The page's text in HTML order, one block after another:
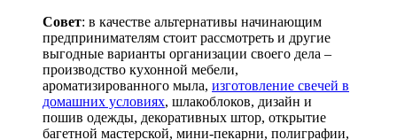
Совет: в качестве альтернативы начинающим
предпринимателям стоит рассмотреть и другие
выгодные варианты организации своего дела –
производство кухонной мебели,
ароматизированного мыла, изготовление свечей в
домашних условиях, шлакоблоков, дизайн и
пошив одежды, декоративных штор, открытие
багетной мастерской, мини-пекарни, полиграфии,